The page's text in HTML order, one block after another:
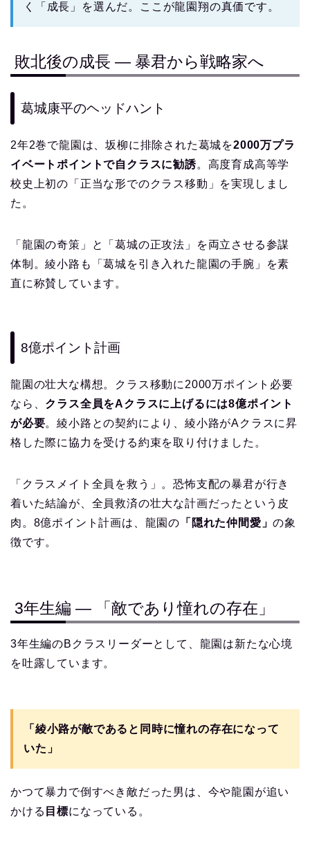
く「成長」を選んだ。ここが龍園翔の真価です。
敗北後の成長 ― 暴君から戦略家へ
葛城康平のヘッドハント
2年2巻で龍園は、坂柳に排除された葛城を2000万プラ
イベートポイントで自クラスに勧誘。高度育成高等学
校史上初の「正当な形でのクラス移動」を実現しまし
た。
「龍園の奇策」と「葛城の正攻法」を両立させる参謀
体制。綾小路も「葛城を引き入れた龍園の手腕」を素
直に称賛しています。
8億ポイント計画
龍園の壮大な構想。クラス移動に2000万ポイント必要
なら、 クラス全員をAクラスに上げるには8億ポイント
が必要。綾小路との契約により、綾小路がAクラスに昇
格した際に協力を受ける約束を取り付けました。
「クラスメイト全員を救う」。恐怖支配の暴君が行き
着いた結論が、全員救済の壮大な計画だったという皮
肉。8億ポイント計画は、龍園の 「隠れた仲間愛」の象
徴です。
3年生編 ― 「敵であり憧れの存在」
3年生編のBクラスリーダーとして、龍園は新たな心境
を吐露しています。
「綾小路が敵であると同時に憧れの存在になって
いた」
かつて暴力で倒すべき敵だった男は、今や龍園が追い
かける 目標になっている。